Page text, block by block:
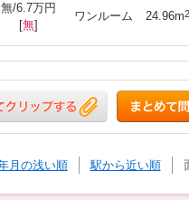
無/6.7万円
[無]
ワンルーム 24.96m2
月の浅い順 駅から近い順